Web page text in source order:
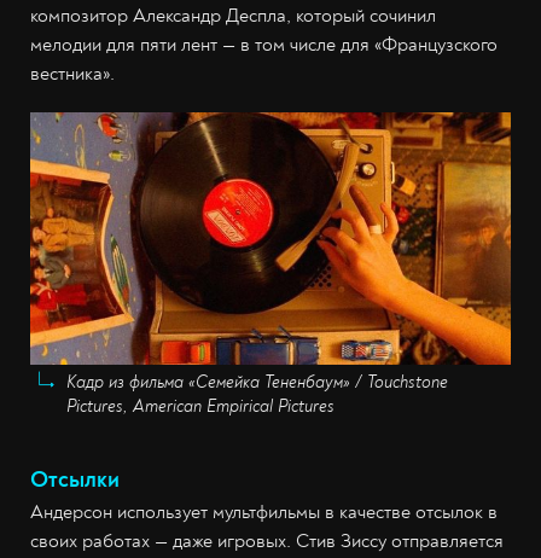
композитор Александр Деспла, который сочинил
мелодии для пяти лент — в том числе для «Французского
вестника».
Кадр из фильма «Семейка Тененбаум» / Touchstone
Pictures, American Empirical Pictures
Отсылки
Андерсон использует мультфильмы в качестве отсылок в
своих работах — даже игровых. Стив Зиссу отправляется